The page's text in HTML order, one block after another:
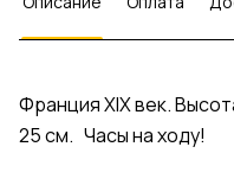
Франция XIX век.
25 см. Часы на ходу!